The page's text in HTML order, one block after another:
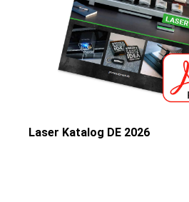
Laser Katalog DE 2026